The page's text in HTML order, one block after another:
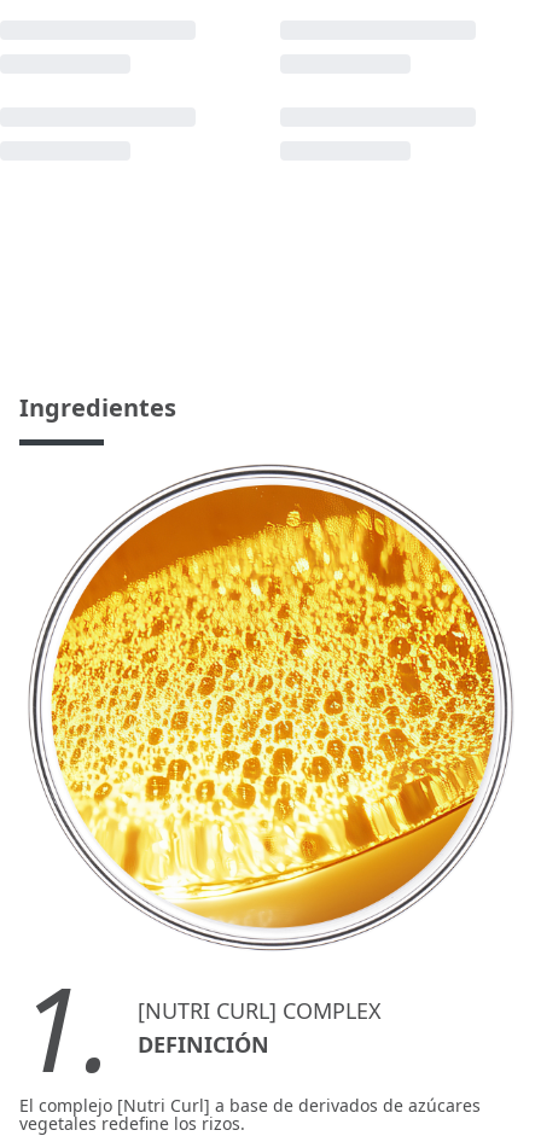
Ingredientes
1.
[NUTRI CURL] COMPLEX
DEFINICIÓN
El complejo [Nutri Curl] a base de derivados de azúcares
vegetales redefine los rizos.